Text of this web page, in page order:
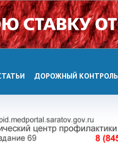
ДОРОЖНЫЙ КОНТРОЛЬ